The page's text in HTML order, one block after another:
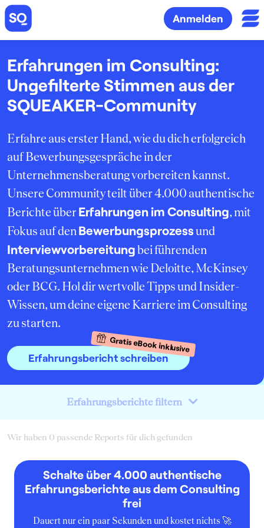
Anmelden
Erfahrungen im Consulting:
Ungefilterte Stimmen aus der
SQUEAKER-Community
Erfahre aus erster Hand, wie du dich erfolgreich
auf Bewerbungsgespräche in der
Unternehmensberatung vorbereiten kannst.
Unsere Community teilt über 4.000 authentische
Berichte überErfahrungen im Consulting, mit
Fokus auf den Bewerbungsprozessund
Interviewvorbereitungbei führenden
Beratungsunternehmen wie Deloitte, McKinsey
oder BCG. Hol dir wertvolle Tipps und Insider-
Wissen, um deine eigene Karriere im Consulting
zu starten.
Erfahrungsbericht schreiben
Gratis eBook inklusive
Erfahrungsberichte filtern
Wir haben 0 passende Reports für dich gefunden
Schalte über 4.000 authentische
Erfahrungsberichte aus dem Consulting
frei
Dauert nur ein paar Sekunden und kostet nichts 🚀